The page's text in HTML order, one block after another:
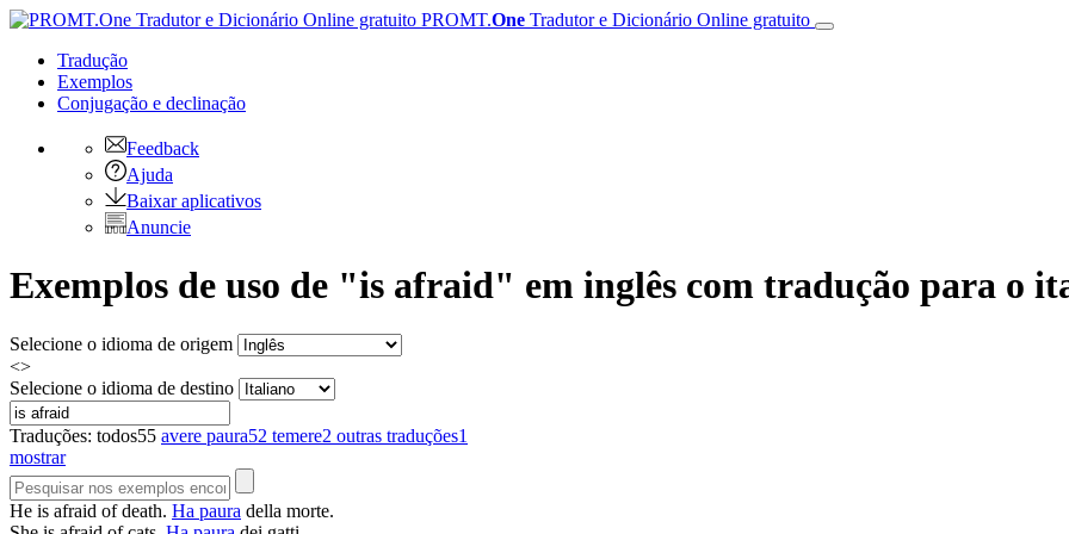
PROMT.One Tradutor e Dicionário Online gratuito
Tradução
Exemplos
Conjugação e declinação
Feedback
Ajuda
Baixar aplicativos
Anuncie
Exemplos de uso de "is afraid" em inglês com tradução para o
Selecione o idioma de origem
<>
Selecione o idioma de destino
Traduções: todos55 avere paura52 temere2 outras traduções1
mostrar
He is afraid of death. Ha paura della morte.